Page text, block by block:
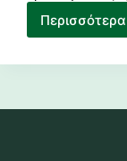
Περισσότερα